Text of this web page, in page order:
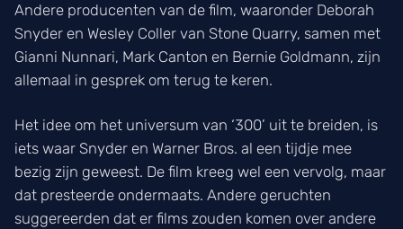
Andere producenten van de film, waaronder Deborah
Snyder en Wesley Coller van Stone Quarry, samen met
Gianni Nunnari, Mark Canton en Bernie Goldmann, zijn
allemaal in gesprek om terug te keren.
Het idee om het universum van ‘300’ uit te breiden, is
iets waar Snyder en Warner Bros. al een tijdje mee
bezig zijn geweest. De film kreeg wel een vervolg, maar
dat presteerde ondermaats. Andere geruchten
suggereerden dat er films zouden komen over andere